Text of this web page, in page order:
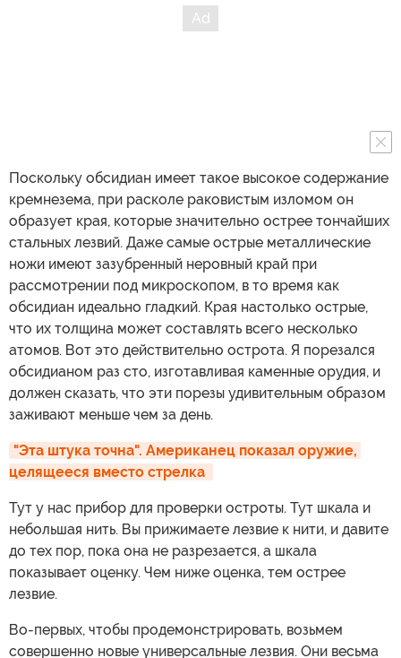
Поскольку обсидиан имеет такое высокое содержание
кремнезема, при расколе раковистым изломом он
образует края, которые значительно острее тончайших
стальных лезвий. Даже самые острые металлические
ножи имеют зазубренный неровный край при
рассмотрении под микроскопом, в то время как
обсидиан идеально гладкий. Края настолько острые,
что их толщина может составлять всего несколько
атомов. Вот это действительно острота. Я порезался
обсидианом раз сто, изготавливая каменные орудия, и
должен сказать, что эти порезы удивительным образом
заживают меньше чем за день.
"Эта штука точна". Американец показал оружие,
целящееся вместо стрелка
Тут у нас прибор для проверки остроты. Тут шкала и
небольшая нить. Вы прижимаете лезвие к нити, и давите
до тех пор, пока она не разрезается, а шкала
показывает оценку. Чем ниже оценка, тем острее
лезвие.
Во-первых, чтобы продемонстрировать, возьмем
совершенно новые универсальные лезвия. Они весьма